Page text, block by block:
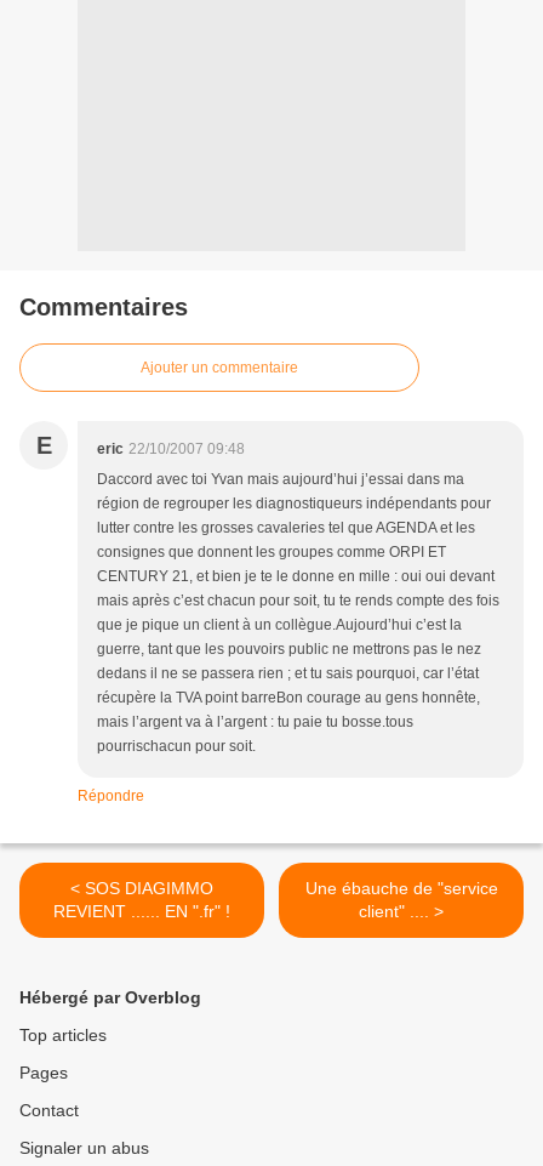
Commentaires
Ajouter un commentaire
E eric 22/10/2007 09:48
Daccord avec toi Yvan mais aujourd’hui j’essai dans ma
région de regrouper les diagnostiqueurs indépendants pour
lutter contre les grosses cavaleries tel que AGENDA et les
consignes que donnent les groupes comme ORPI ET
CENTURY 21, et bien je te le donne en mille : oui oui devant
mais après c’est chacun pour soit, tu te rends compte des fois
que je pique un client à un collègue.Aujourd’hui c’est la
guerre, tant que les pouvoirs public ne mettrons pas le nez
dedans il ne se passera rien ; et tu sais pourquoi, car l’état
récupère la TVA point barreBon courage au gens honnête,
mais l’argent va à l’argent : tu paie tu bosse.tous
pourrischacun pour soit.
Répondre
< SOS DIAGIMMO
REVIENT ...... EN ".fr" !
Une ébauche de "service
client" .... >
Hébergé par Overblog
Top articles
Pages
Contact
Signaler un abus